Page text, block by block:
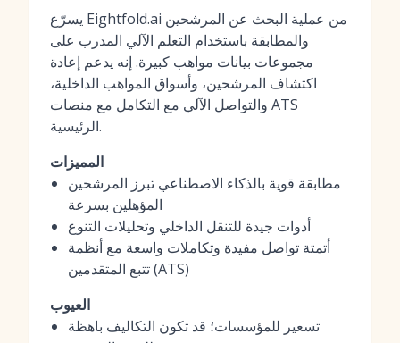
يسرّع Eightfold.ai من عملية البحث عن المرشحين
والمطابقة باستخدام التعلم الآلي المدرب على
مجموعات بيانات مواهب كبيرة. إنه يدعم إعادة
اكتشاف المرشحين، وأسواق المواهب الداخلية،
والتواصل الآلي مع التكامل مع منصات ATS
الرئيسية.
المميزات
مطابقة قوية بالذكاء الاصطناعي تبرز المرشحين
المؤهلين بسرعة
أدوات جيدة للتنقل الداخلي وتحليلات التنوع
أتمتة تواصل مفيدة وتكاملات واسعة مع أنظمة
تتبع المتقدمين (ATS)
العيوب
تسعير للمؤسسات؛ قد تكون التكاليف باهظة